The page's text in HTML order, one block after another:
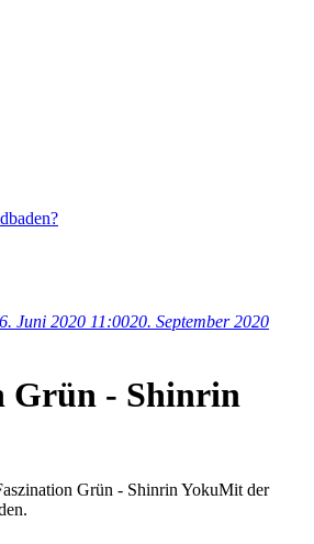
6. Juni 2020 11:0020. September 2020
Grün - Shinrin
Grün - Shinrin YokuMit der